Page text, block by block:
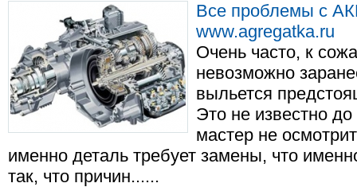
Все проблемы с
www.agregatka.ru
Очень часто, к
невозможно
выльется
Это не известно
мастер не
именно деталь требует замены, что
так, что причин......